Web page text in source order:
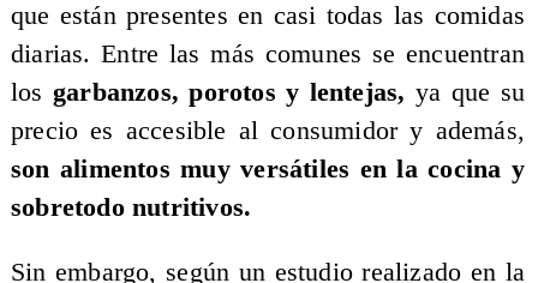
que están presentes en casi todas las comidas
diarias. Entre las más comunes se encuentran
los garbanzos, porotos y lentejas, ya que su
precio es accesible al consumidor y además,
son alimentos muy versátiles en la cocina y
sobretodo nutritivos.
Sin embargo, según un estudio realizado en la